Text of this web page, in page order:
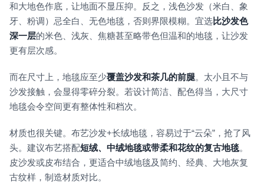
和大地色作底，让地面不显压抑。反之，浅色沙发（米白、象
牙、粉调）忌全白、无色地毯，否则界限模糊。宜选比沙发色
深一层的米色、浅灰、焦糖甚至略带色但温和的地毯，让沙发
更有层次感。
而在尺寸上，地毯应至少覆盖沙发和茶几的前腿。太小且不与
沙发接触，会显得零碎分裂。若设计简洁、配色得当，大尺寸
地毯会令空间更有整体性和档次。
材质也很关键。布艺沙发+长绒地毯，容易过于“云朵”，抢了风
头。建议布艺搭配短绒、中绒地毯或带柔和花纹的复古地毯。
皮沙发或皮布结合，更适合中绒地毯及简约、经典、大地灰复
古纹样，制造材质对比。